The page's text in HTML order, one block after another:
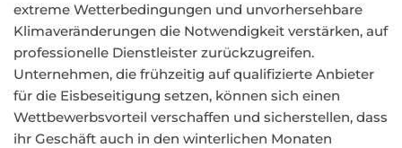
extreme Wetterbedingungen und unvorhersehbare
Klimaveränderungen die Notwendigkeit verstärken, auf
professionelle Dienstleister zurückzugreifen.
Unternehmen, die frühzeitig auf qualifizierte Anbieter
für die Eisbeseitigung setzen, können sich einen
Wettbewerbsvorteil verschaffen und sicherstellen, dass
ihr Geschäft auch in den winterlichen Monaten